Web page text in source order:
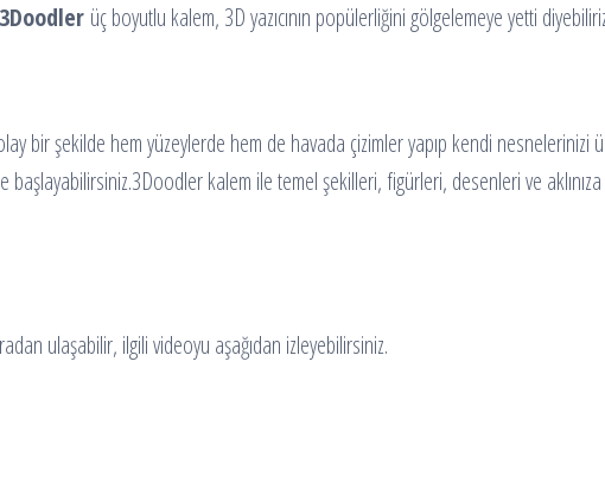
3Doodler üç boyutlu kalem, 3D yazıcının popülerliğini gölgelemeye yetti
bir şekilde hem yüzeylerde hem de havada çizimler yapıp kendi nesnelerinizi
kalem ile temel şekilleri, figürleri, desenleri ve
ulaşabilir, ilgili videoyu aşağıdan izleyebilirsiniz.